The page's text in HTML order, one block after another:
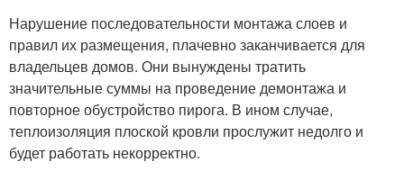
Нарушение последовательности монтажа слоев и
правил их размещения, плачевно заканчивается для
владельцев домов. Они вынуждены тратить
значительные суммы на проведение демонтажа и
повторное обустройство пирога. В ином случае,
теплоизоляция плоской кровли прослужит недолго и
будет работать некорректно.